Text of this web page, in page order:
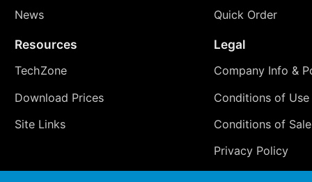
News
Quick Order
Resources
TechZone
Download Prices
Site Links
Legal
Company Info &
Conditions of Use
Conditions of Sale
Privacy Policy